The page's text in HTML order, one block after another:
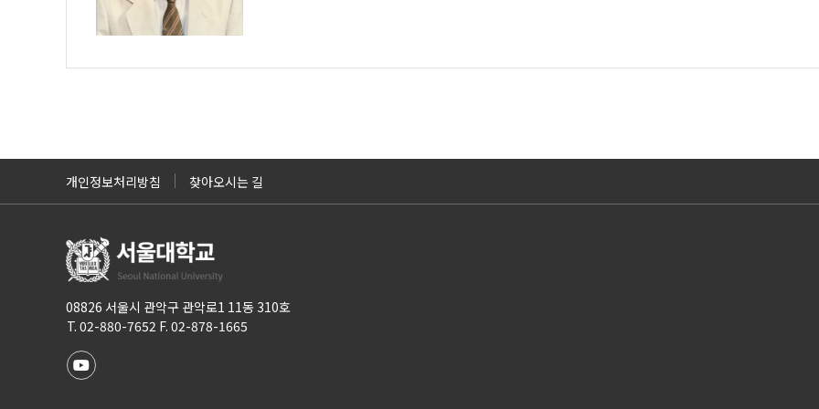
개인정보처리방침 찾아오시는 길
08826 서울시 관악구 관악로1 11동 310호
T. 02-880-7652 F. 02-878-1665